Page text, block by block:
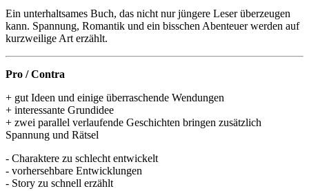
Ein unterhaltsames Buch, das nicht nur jüngere Leser überzeugen
kann. Spannung, Romantik und ein bisschen Abenteuer werden auf
kurzweilige Art erzählt.
Pro / Contra
+ gut Ideen und einige überraschende Wendungen
+ interessante Grundidee
+ zwei parallel verlaufende Geschichten bringen zusätzlich
Spannung und Rätsel
- Charaktere zu schlecht entwickelt
- vorhersehbare Entwicklungen
- Story zu schnell erzählt